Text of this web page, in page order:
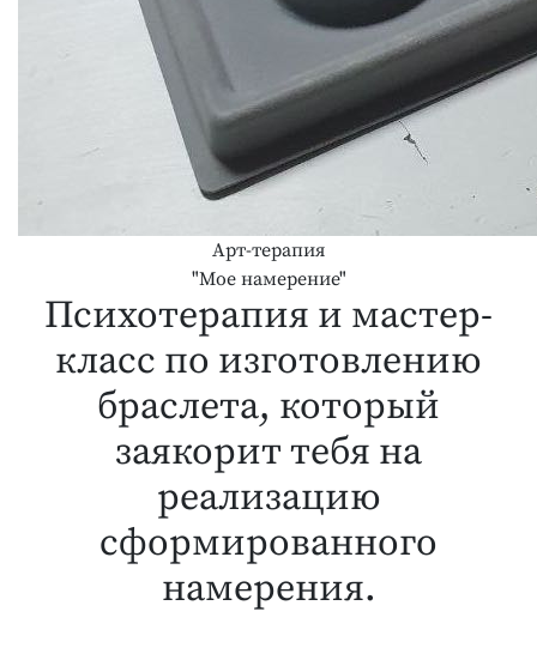
Арт-терапия
"Мое намерение"
Психотерапия и мастер-
класс по изготовлению
браслета, который
заякорит тебя на
реализацию
сформированного
намерения.